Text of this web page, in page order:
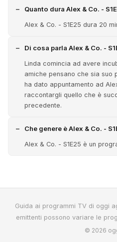
Quanto dura Alex & Co. -
Alex & Co. - S1E25 dura 20
Di cosa parla Alex & Co. -
Linda comincia ad avere
amiche pensano che sia suo
ha dato appuntamento ad
raccontargli quello che è
precedente.
Che genere è Alex & Co. -
Alex & Co. - S1E25 è un
Guida ai programmi TV di oggi
emittenti possono variare le
© 2026